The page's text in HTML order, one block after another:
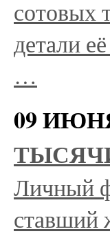
сотовых
детали
…
09
Личный
ставший